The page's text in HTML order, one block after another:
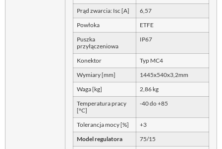
Prąd zwarcia: Isc [A] 6,57
Powłoka ETFE
Puszka
przyłączeniowa
IP67
Konektor Typ MC4
Wymiary [mm] 1445x540x3,2mm
Waga [kg] 2,86 kg
Temperatura pracy
[°C]
-40 do +85
Tolerancja mocy [%] +3
Model regulatora 75/15